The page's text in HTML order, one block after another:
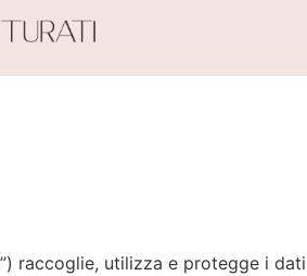
raccoglie, utilizza e protegge i